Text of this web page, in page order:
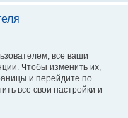
все ваши
Чтобы изменить их,
и перейдите по
все свои настройки и